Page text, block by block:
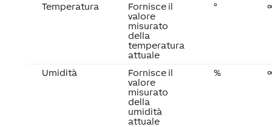
Temperatura
Fornisce il
valore
misurato
della
temperatura
attuale
°
Umidità
Fornisce il
valore
misurato
della
umidità
attuale
%